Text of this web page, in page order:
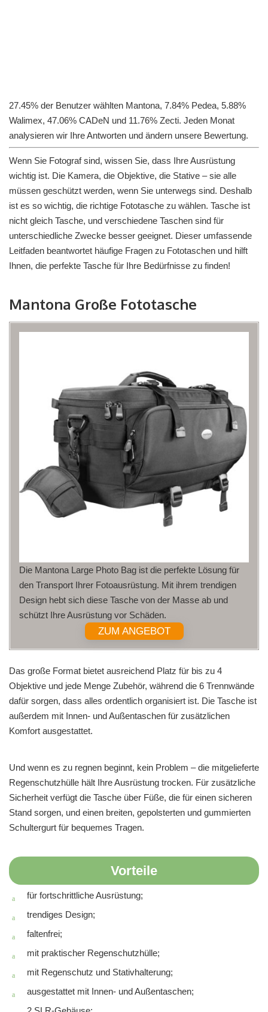
27.45% der Benutzer wählten Mantona, 7.84% ‎Pedea, 5.88%
Walimex, 47.06% CADeN und 11.76% Zecti. Jeden Monat
analysieren wir Ihre Antworten und ändern unsere Bewertung.
Wenn Sie Fotograf sind, wissen Sie, dass Ihre Ausrüstung
wichtig ist. Die Kamera, die Objektive, die Stative – sie alle
müssen geschützt werden, wenn Sie unterwegs sind. Deshalb
ist es so wichtig, die richtige Fototasche zu wählen. Tasche ist
nicht gleich Tasche, und verschiedene Taschen sind für
unterschiedliche Zwecke besser geeignet. Dieser umfassende
Leitfaden beantwortet häufige Fragen zu Fototaschen und hilft
Ihnen, die perfekte Tasche für Ihre Bedürfnisse zu finden!
Mantona Große Fototasche
Die Mantona Large Photo Bag ist die perfekte Lösung für
den Transport Ihrer Fotoausrüstung. Mit ihrem trendigen
Design hebt sich diese Tasche von der Masse ab und
schützt Ihre Ausrüstung vor Schäden.
ZUM ANGEBOT
Das große Format bietet ausreichend Platz für bis zu 4
Objektive und jede Menge Zubehör, während die 6 Trennwände
dafür sorgen, dass alles ordentlich organisiert ist. Die Tasche ist
außerdem mit Innen- und Außentaschen für zusätzlichen
Komfort ausgestattet.
Und wenn es zu regnen beginnt, kein Problem – die mitgelieferte
Regenschutzhülle hält Ihre Ausrüstung trocken. Für zusätzliche
Sicherheit verfügt die Tasche über Füße, die für einen sicheren
Stand sorgen, und einen breiten, gepolsterten und gummierten
Schultergurt für bequemes Tragen.
Vorteile
für fortschrittliche Ausrüstung;
trendiges Design;
faltenfrei;
mit praktischer Regenschutzhülle;
mit Regenschutz und Stativhalterung;
ausgestattet mit Innen- und Außentaschen;